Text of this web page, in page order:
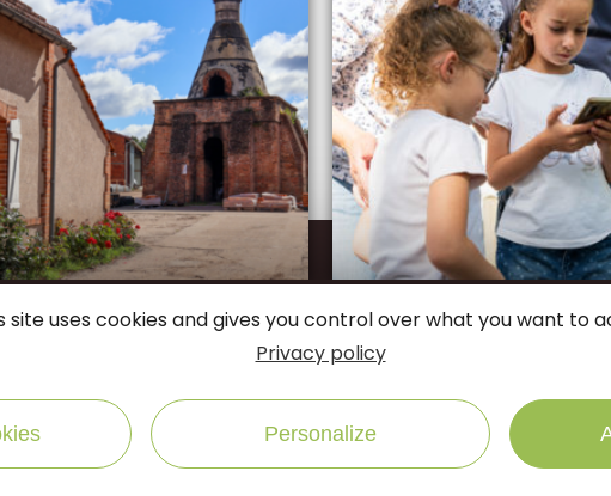
connectés Suivez-nous sur
Office de Tourisme
Rue des jardins,
site uses cookies and gives you control over what you want to
Privacy policy
Personalize